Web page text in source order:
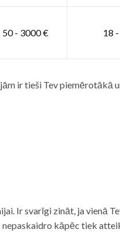
50 - 3000 € 18
ir tieši Tev piemērotākā
Ir svarīgi zināt, ja vienā
nepaskaidro kāpēc tiek